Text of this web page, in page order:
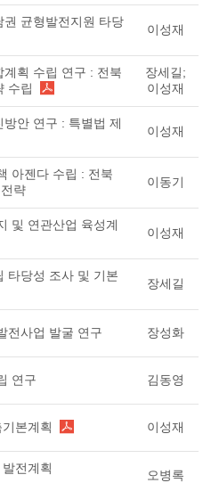
권 균형발전지원 타당
이성재
획 수립 연구 : 전북
수립
장세길;
이성재
안 연구 : 특별법 제
이성재
아젠다 수립 : 전북
략
이동기
및 연관산업 육성계
이성재
타당성 조사 및 기본
장세길
전사업 발굴 연구 장성화
연구 김동영
본계획 이성재
전계획
오병록